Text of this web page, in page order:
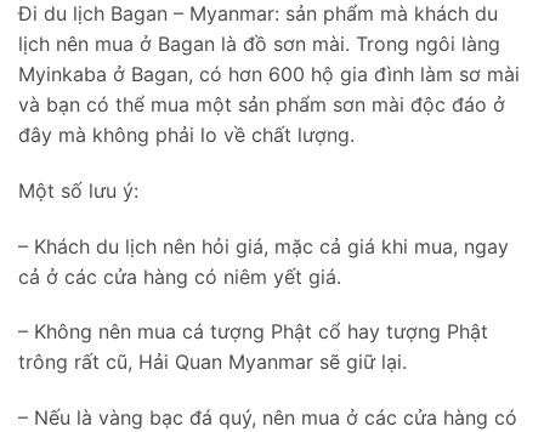
Đi du lịch Bagan – Myanmar: sản phẩm mà khách du
lịch nên mua ở Bagan là đồ sơn mài. Trong ngôi làng
Myinkaba ở Bagan, có hơn 600 hộ gia đình làm sơ mài
và bạn có thể mua một sản phẩm sơn mài độc đáo ở
đây mà không phải lo về chất lượng.
Một số lưu ý:
– Khách du lịch nên hỏi giá, mặc cả giá khi mua, ngay
cả ở các cửa hàng có niêm yết giá.
– Không nên mua cá tượng Phật cổ hay tượng Phật
trông rất cũ, Hải Quan Myanmar sẽ giữ lại.
– Nếu là vàng bạc đá quý, nên mua ở các cửa hàng có